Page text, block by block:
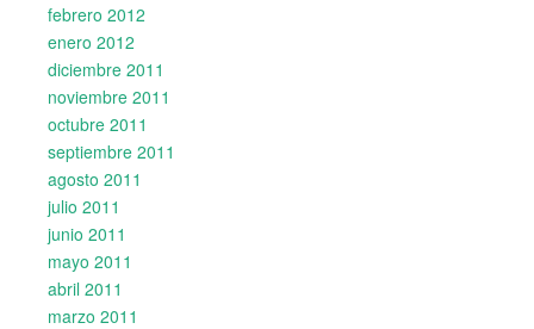
febrero 2012
enero 2012
diciembre 2011
noviembre 2011
octubre 2011
septiembre 2011
agosto 2011
julio 2011
junio 2011
mayo 2011
abril 2011
marzo 2011